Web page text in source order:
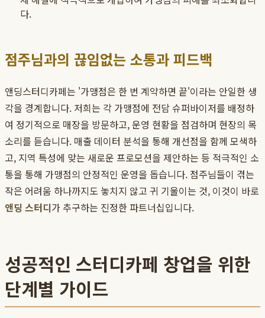
다.
점주님과의 끊임없는 소통과 피드백
앤딩스터디카페는 '가맹점은 한 번 계약하면 끝'이라는 안일한 생
각을 경계합니다. 저희는 각 가맹점에 전담 슈퍼바이저를 배정하
여 정기적으로 매장을 방문하고, 운영 현황을 점검하며 현장의 목
소리를 듣습니다. 매출 데이터 분석을 통해 개선점을 함께 모색하
고, 지역 특성에 맞는 새로운 프로모션을 제안하는 등 적극적인 소
통을 통해 가맹점의 안정적인 운영을 돕습니다. 점주님들이 겪는
작은 어려움 하나까지도 놓치지 않고 귀 기울이는 것, 이것이 바로
앤딩 스터디가 추구하는 진정한 파트너십입니다.
성공적인 스터디카페 창업을 위한
단계별 가이드